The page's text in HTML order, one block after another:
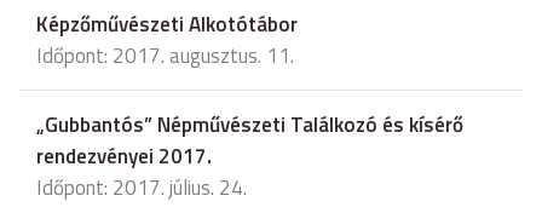
Képzőművészeti Alkotótábor
Időpont: 2017. augusztus. 11.
„Gubbantós” Népművészeti Találkozó és kísérő
rendezvényei 2017.
Időpont: 2017. július. 24.